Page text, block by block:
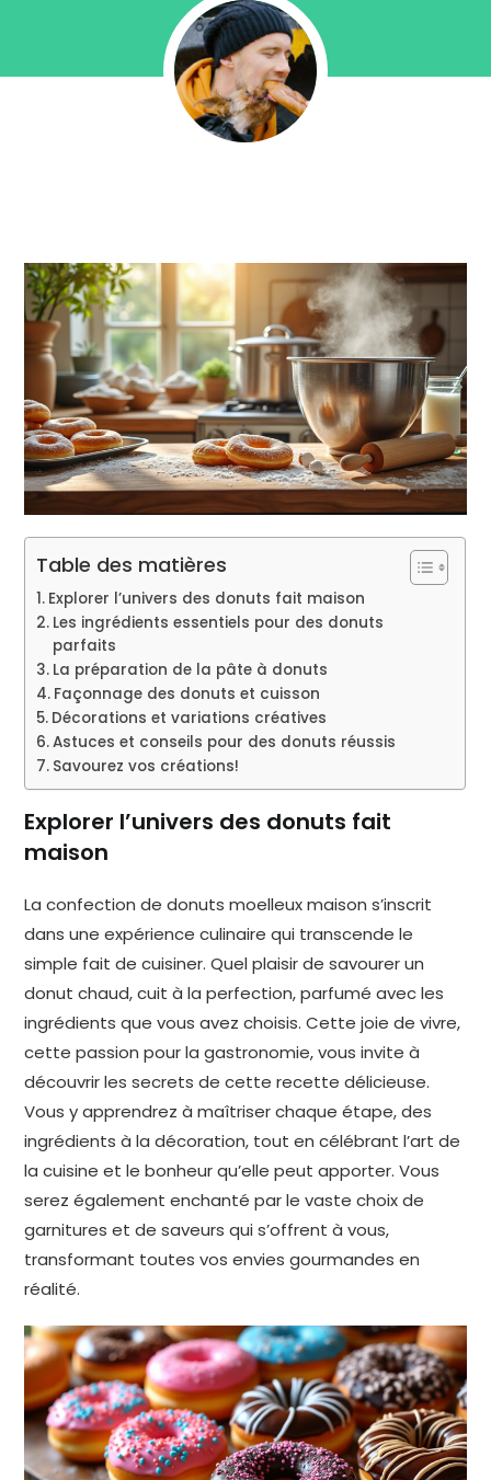
Table des matières
Explorer l’univers des donuts fait maison
Les ingrédients essentiels pour des donuts
parfaits
La préparation de la pâte à donuts
Façonnage des donuts et cuisson
Décorations et variations créatives
Astuces et conseils pour des donuts réussis
Savourez vos créations!
Explorer l’univers des donuts fait
maison
La confection de donuts moelleux maison s’inscrit
dans une expérience culinaire qui transcende le
simple fait de cuisiner. Quel plaisir de savourer un
donut chaud, cuit à la perfection, parfumé avec les
ingrédients que vous avez choisis. Cette joie de vivre,
cette passion pour la gastronomie, vous invite à
découvrir les secrets de cette recette délicieuse.
Vous y apprendrez à maîtriser chaque étape, des
ingrédients à la décoration, tout en célébrant l’art de
la cuisine et le bonheur qu’elle peut apporter. Vous
serez également enchanté par le vaste choix de
garnitures et de saveurs qui s’offrent à vous,
transformant toutes vos envies gourmandes en
réalité.